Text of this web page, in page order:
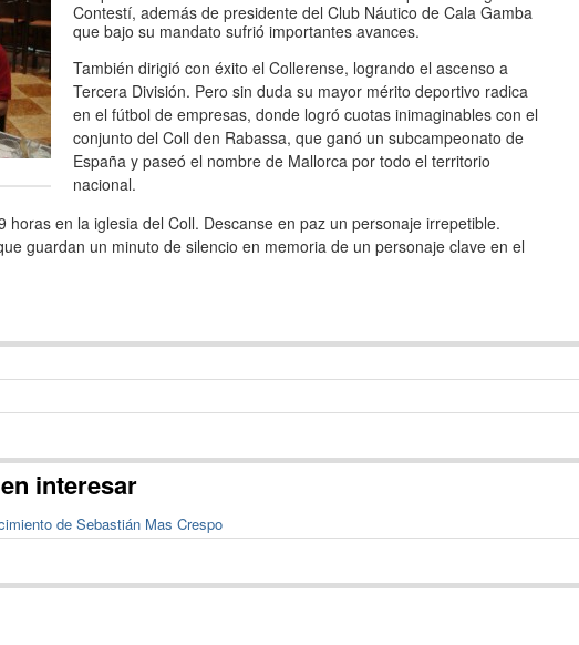
Contestí, además de presidente del Club Náutico de Cala Gamba
que bajo su mandato sufrió importantes avances.
También dirigió con éxito el Collerense, logrando el ascenso a
Tercera División. Pero sin duda su mayor mérito deportivo radica
en el fútbol de empresas, donde logró cuotas inimaginables con el
conjunto del Coll den Rabassa, que ganó un subcampeonato de
España y paseó el nombre de Mallorca por todo el territorio
nacional.
horas en la iglesia del Coll. Descanse en paz un personaje irrepetible.
guardan un minuto de silencio en memoria de un personaje clave en el
interesar
de Sebastián Mas Crespo